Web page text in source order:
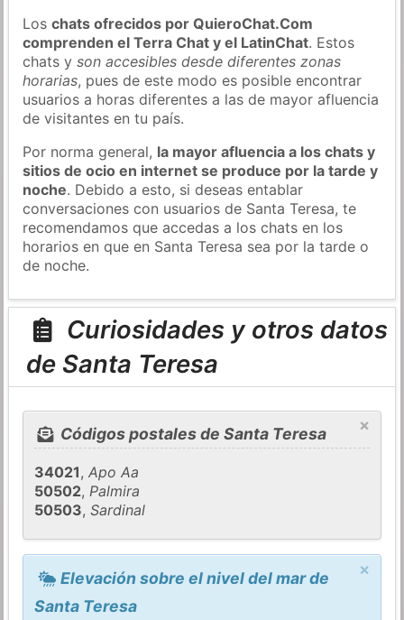
Loschats ofrecidos por QuieroChat.Com
comprenden el Terra Chat y el LatinChat. Estos
chats yson accesibles desde diferentes zonas
horarias, pues de este modo es posible encontrar
usuarios a horas diferentes a las de mayor afluencia
de visitantes en tu país.
Por norma general, la mayor afluencia a los chats y
sitios de ocio en internet se produce por la tarde y
noche. Debido a esto, si deseas entablar
conversaciones con usuarios de Santa Teresa, te
recomendamos que accedas a los chats en los
horarios en que en Santa Teresa sea por la tarde o
de noche.
Curiosidades y otros datos
de Santa Teresa
×
Códigos postales de Santa Teresa
34021,Apo Aa
50502,Palmira
50503,Sardinal
×
Elevación sobre el nivel del mar de
Santa Teresa